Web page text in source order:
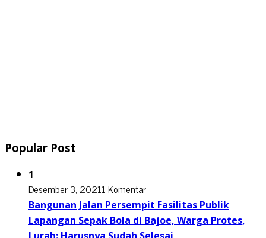
Popular Post
1
Desember 3, 20211 Komentar
Bangunan Jalan Persempit Fasilitas Publik
Lapangan Sepak Bola di Bajoe, Warga Protes,